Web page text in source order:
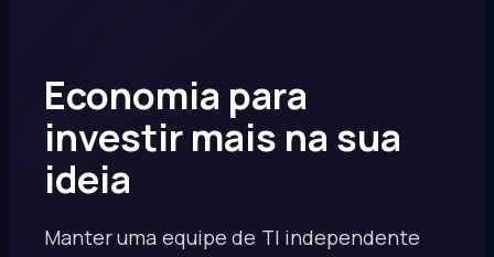
Economia para
investir mais na sua
ideia
Manter uma equipe de TI independente